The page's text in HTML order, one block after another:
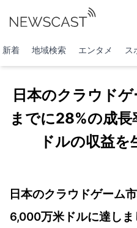
新着 地域検索 エンタメ ス
日本のクラウド
までに28%の成
ドルの収益を
日本のクラウドゲーム
6,000万米ドルに達し